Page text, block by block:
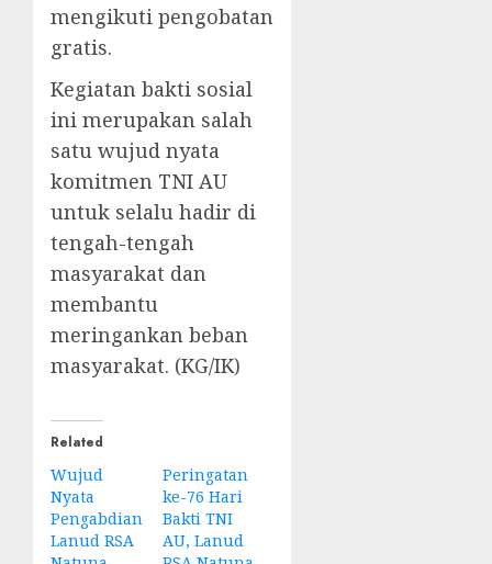
mengikuti pengobatan
gratis.
Kegiatan bakti sosial
ini merupakan salah
satu wujud nyata
komitmen TNI AU
untuk selalu hadir di
tengah-tengah
masyarakat dan
membantu
meringankan beban
masyarakat. (KG/IK)
Related
Wujud
Nyata
Pengabdian
Lanud RSA
Peringatan
ke-76 Hari
Bakti TNI
AU, Lanud